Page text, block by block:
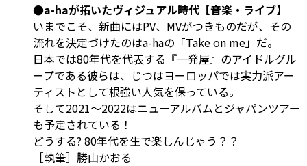
●a-haが拓いたヴィジュアル時代【音楽・ライブ】
いまでこそ、新曲にはPV、MVがつきものだが、その
流れを決定づけたのはa-haの「Take on me」だ。
日本では80年代を代表する『一発屋』のアイドルグル
ープである彼らは、じつはヨーロッパでは実力派アー
ティストとして根強い人気を保っている。
そして2021～2022はニューアルバムとジャパンツアー
も予定されている！
どうする? 80年代を生で楽しんじゃう？？
［執筆］勝山かおる